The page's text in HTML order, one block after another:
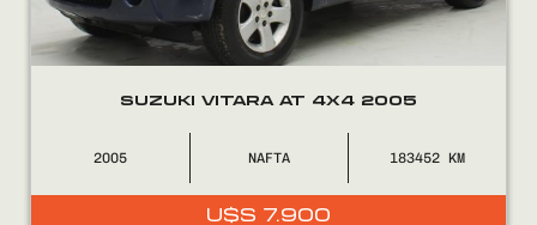
CONTACTO
0800
SUZUKI VITARA AT 4X4 2005
2005 NAFTA 183452
U$S 7.900